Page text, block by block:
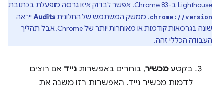
Lighthouse ב-Chrome 83
. אפשר לבדוק איזו גרסה מופעלת בכתובת
chrome://version. ממשק המשתמש של החלוניתAudits ייראה
שונה בגרסאות קודמות או מאוחרות יותר של Chrome, אבל תהליך
העבודה הכללי זהה.
בקטע מכשיר, בוחרים באפשרות נייד אם רוצים
לדמות מכשיר נייד. האפשרות הזו משנה את